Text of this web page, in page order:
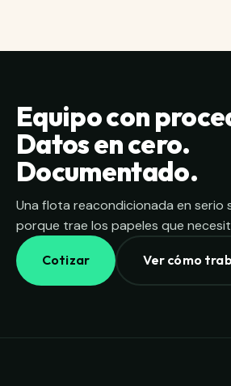
Equipo con
Datos en cero.
Documentado.
Una flota reacondicionada en serio
porque trae los papeles que
Cotizar Ver cómo